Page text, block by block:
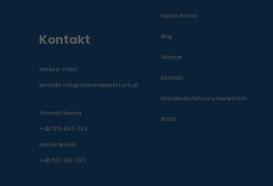
Kontakt
Tomasz Skwara
+48 725-847-324
Marek Balicki
+48 531-201-293
Adres e-mail:
kontakt.info@razemwspektrum.pl
Dołącz do Darczyńców
Sprawozdania finansowe
Nasza Pomoc
Darmowa konsultacja
Mikołajki 2025
Galeria
Blog
Dotacje
Kontakt
Standardy Ochrony Nieletnich
RODO